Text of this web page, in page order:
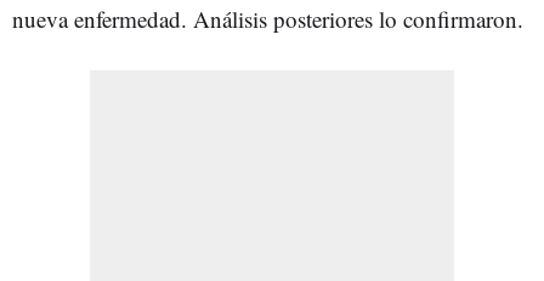
nueva enfermedad. Análisis posteriores lo confirmaron.